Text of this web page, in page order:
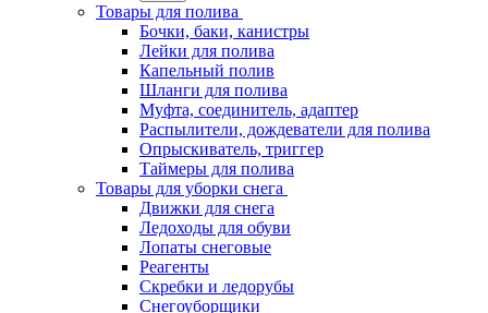
Товары для полива
Бочки, баки, канистры
Лейки для полива
Капельный полив
Шланги для полива
Муфта, соединитель, адаптер
Распылители, дождеватели для полива
Опрыскиватель, триггер
Таймеры для полива
Товары для уборки снега
Движки для снега
Ледоходы для обуви
Лопаты снеговые
Реагенты
Скребки и ледорубы
Снегоуборщики